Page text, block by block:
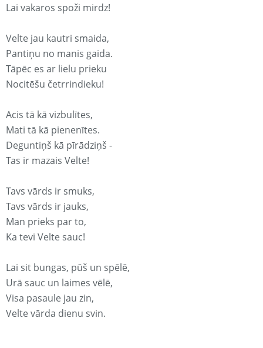
Lai vakaros spoži mirdz!
Velte jau kautri smaida,
Pantiņu no manis gaida.
Tāpēc es ar lielu prieku
Nocitēšu četrrindieku!
Acis tā kā vizbulītes,
Mati tā kā pienenītes.
Deguntiņš kā pīrādziņš -
Tas ir mazais Velte!
Tavs vārds ir smuks,
Tavs vārds ir jauks,
Man prieks par to,
Ka tevi Velte sauc!
Lai sit bungas, pūš un spēlē,
Urā sauc un laimes vēlē,
Visa pasaule jau zin,
Velte vārda dienu svin.